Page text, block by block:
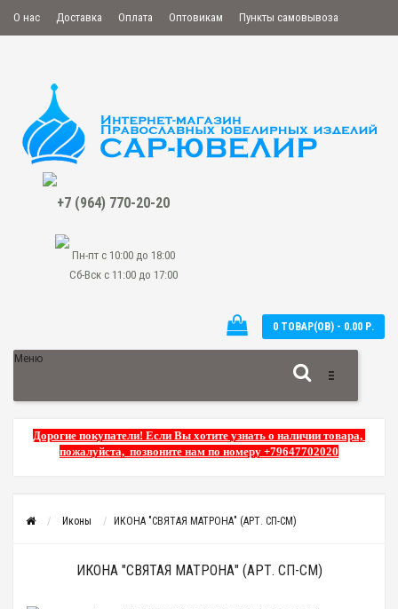
О нас Доставка Оплата Оптовикам Пункты самовывоза
+7 (964) 770-20-20
Пн-пт с 10:00 до 18:00
Сб-Вск с 11:00 до 17:00
0 ТОВАР(ОВ) - 0.00 Р.
Меню
Дорогие покупатели! Если Вы хотите узнать о наличии товара,
пожалуйста, позвоните нам по номеру +79647702020
Иконы ИКОНА "СВЯТАЯ МАТРОНА" (АРТ. СП-СМ)
ИКОНА "СВЯТАЯ МАТРОНА" (АРТ. СП-СМ)